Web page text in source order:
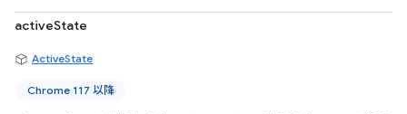
activeState
ActiveState
Chrome 117 以降